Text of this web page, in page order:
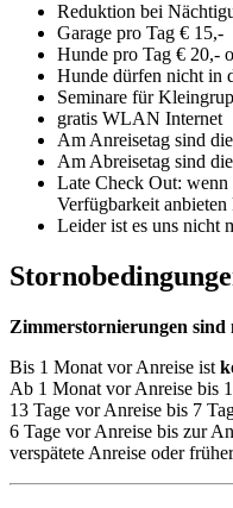
Reduktion bei
Garage pro Tag € 15,-
Hunde pro Tag € 20,-
Hunde dürfen nicht in
Seminare für
gratis WLAN Internet
Am Anreisetag sind
Am Abreisetag sind
Late Check Out: wenn
Verfügbarkeit
Leider ist es uns nicht
Zimmerstornierungen
Bis 1 Monat vor Anreise ist
Ab 1 Monat vor Anreise bis
13 Tage vor Anreise bis 7
6 Tage vor Anreise bis zur
verspätete Anreise oder